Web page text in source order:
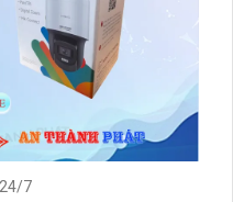
7